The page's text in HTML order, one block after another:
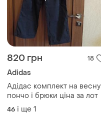
820 грн 18
Adidas
Адідас комплект на весну
пончо і брюки ціна за лот
46 і ще 1